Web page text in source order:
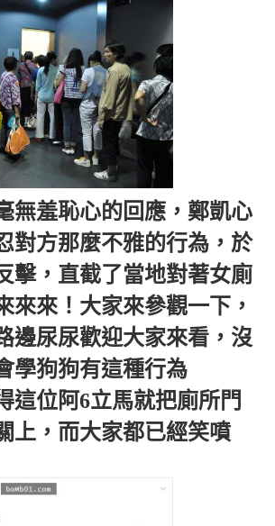
無羞恥心的回應，鄭凱心
對方那麼不雅的行為，於
擊，直截了當地對著女廁
來來！大家來參觀一下，
邊尿尿歡迎大家來看，沒
學狗狗有這種行為
這位阿6立馬就把廁所門
上，而大家都已經笑噴